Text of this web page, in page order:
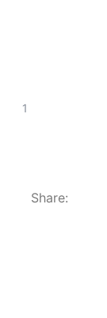
Share: